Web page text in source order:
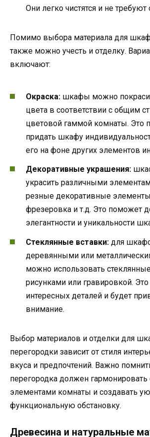
Они легко чистятся и не требуют
Помимо выбора материала для
также можно учесть и отделку.
включают:
Окраска: шкафы можно
цвета в соответствии с общим
цветовой гаммой комнаты. Это
придать шкафу
его на фоне других элементов
Декоративные украшения:
украсить различными
резные декоративные
фрезеровка и т.д. Это поможет
элегантности и уникальности
Стеклянные вставки: для
деревянными или
можно использовать
рисунками или гравировкой.
интересных деталей и будет
внимание.
Выбор материалов и отделки для
перегородки зависит от стиля
вкуса и предпочтений. Важно
перегородка должен
элементами комнаты и создавать
функциональную обстановку.
Древесина и натуральные